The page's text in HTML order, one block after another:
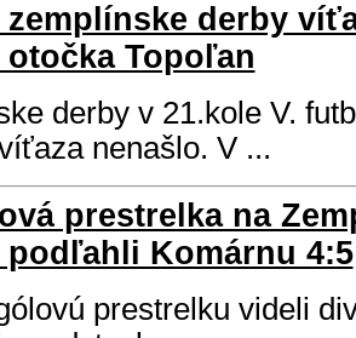
derby
Topoľan
derby v 21.kole V.
nenašlo. V ...
prestrelka na
podľahli Komárnu 4:5
prestrelku videli